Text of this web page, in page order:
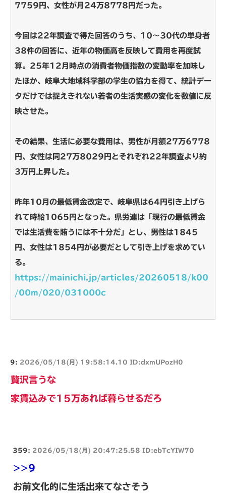
7759円、女性が月24万8778円だった。
今回は22年調査で得た回答のうち、10～30代の単身者
38件の回答に、近年の物価高を反映して費用を再度試
算。25年12月時点の消費者物価指数の変動率を加味し
たほか、岐阜大地域科学部の学生の協力を得て、統計デー
タだけでは捉えきれない若者の生活実感の変化を数値に反
映させた。
その結果、生活に必要な費用は、男性が月額27万6778
円、女性は同27万8029円とそれぞれ22年調査より約
3万円上昇した。
昨年10月の最低賃金改定で、岐阜県は64円引き上げら
れて時給1065円となった。県労連は「現行の最低賃金
では生活費を賄うには不十分だ」とし、男性は1845
円、女性は1854円が必要だとして引き上げを求めてい
る。
https://mainichi.jp/articles/20260518/k00
/00m/020/031000c
9: 2026/05/18(月) 19:58:14.10 ID:dxmUPozH0
贅沢言うな
家賃込みで15万あれば暮らせるだろ
359: 2026/05/18(月) 20:47:25.58 ID:ebTcYIW70
>>9
お前文化的に生活出来てなさそう